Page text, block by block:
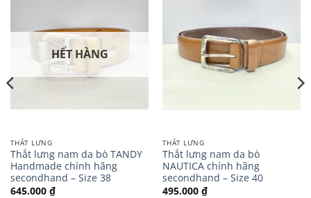
HẾT HÀNG
THẮT LƯNG
Thắt lưng nam da bò TANDY
Handmade chính hãng
secondhand – Size 38
645.000 ₫
THẮT LƯNG
Thắt lưng nam da bò
NAUTICA chính hãng
secondhand – Size 40
495.000 ₫